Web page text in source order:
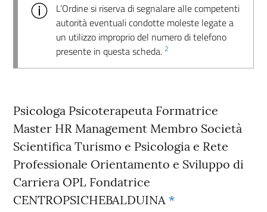
L’Ordine si riserva di segnalare alle competenti
autorità eventuali condotte moleste legate a
un utilizzo improprio del numero di telefono
presente in questa scheda. 2
Psicologa Psicoterapeuta Formatrice
Master HR Management Membro Società
Scientifica Turismo e Psicologia e Rete
Professionale Orientamento e Sviluppo di
Carriera OPL Fondatrice
CENTROPSICHEBALDUINA *